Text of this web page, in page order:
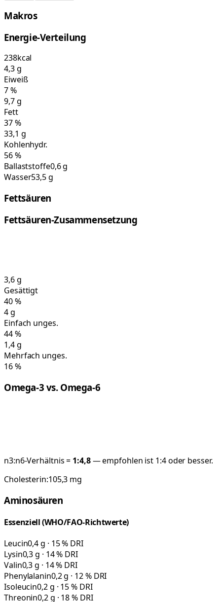
Makros
Energie-Verteilung
238kcal
4,3g
Eiweiß
7%
9,7g
Fett
37%
33,1 g
Kohlenhydr.
56%
Ballaststoffe0,6 g
Wasser53,5 g
Fettsäuren
Fettsäuren-Zusammensetzung
3,6g
Gesättigt
40%
4g
Einfach unges.
44%
1,4g
Mehrfach unges.
16%
Omega-3 vs. Omega-6
n3:n6-Verhältnis = 1:4,8— empfohlen ist 1:4 oder besser.
Cholesterin:105,3 mg
Aminosäuren
Essenziell (WHO/FAO-Richtwerte)
Leucin0,4 g · 15 % DRI
Lysin0,3 g · 14 % DRI
Valin0,3 g · 14 % DRI
Phenylalanin0,2 g · 12 % DRI
Isoleucin0,2 g · 15 % DRI
Threonin0,2 g · 18 % DRI